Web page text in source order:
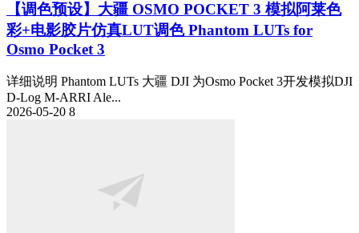
【调色预设】大疆 OSMO POCKET 3 模拟阿莱色
彩+电影胶片仿真LUT调色 Phantom LUTs for
Osmo Pocket 3
详细说明 Phantom LUTs 大疆 DJI 为Osmo Pocket 3开发模拟DJI
D-Log M-ARRI Ale...
2026-05-20 8